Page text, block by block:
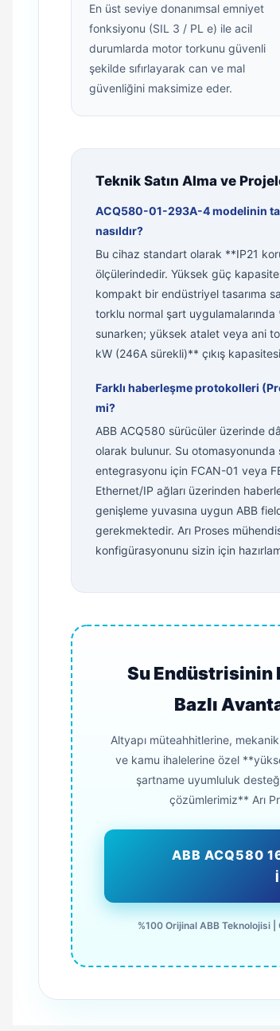
En üst seviye donanımsal emniyet
fonksiyonu (SIL 3 / PL e) ile acil
durumlarda motor torkunu güvenli
şekilde sıfırlayarak can ve mal
güvenliğini maksimize eder.
Teknik Satın Alma ve
ACQ580-01-293A-4 modelinin
nasıldır?
Bu cihaz standart olarak **IP21
ölçülerindedir. Yüksek güç
kompakt bir endüstriyel tasarıma
torklu normal şart
sunarken; yüksek atalet veya ani
kW (246A sürekli)** çıkış
Farklı haberleşme protokolleri
mi?
ABB ACQ580 sürücüler üzerinde
olarak bulunur. Su otomasyonunda
entegrasyonu için FCAN-01 veya
Ethernet/IP ağları üzerinden
genişleme yuvasına uygun ABB
gerekmektedir. Arı Proses
konfigürasyonunu sizin için
Su Endüstrisinin
Bazlı
Altyapı müteahhitlerine,
ve kamu ihalelerine özel
şartname uyumluluk
çözümlerimiz** Arı
ABB ACQ580
%100 Orijinal ABB Teknolojisi |